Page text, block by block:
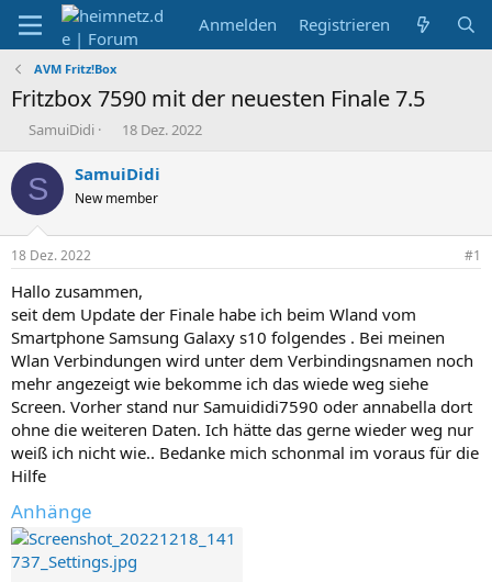
Anmelden Registrieren
AVM Fritz!Box
Fritzbox 7590 mit der neuesten Finale 7.5
E
s
t
e
r
SamuiDidi
E
s
e
t
a
m
18 Dez. 2022
S SamuiDidi
New member
18 Dez. 2022 #1
Hallo zusammen,
seit dem Update der Finale habe ich beim Wland vom
Smartphone Samsung Galaxy s10 folgendes . Bei meinen
Wlan Verbindungen wird unter dem Verbindingsnamen noch
mehr angezeigt wie bekomme ich das wiede weg siehe
Screen. Vorher stand nur Samuididi7590 oder annabella dort
ohne die weiteren Daten. Ich hätte das gerne wieder weg nur
weiß ich nicht wie.. Bedanke mich schonmal im voraus für die
Hilfe
Anhänge